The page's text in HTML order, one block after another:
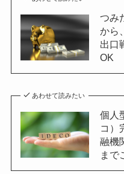
つみ
から
出口
OK
あわせて読みたい
個人
コ）
融機
まで